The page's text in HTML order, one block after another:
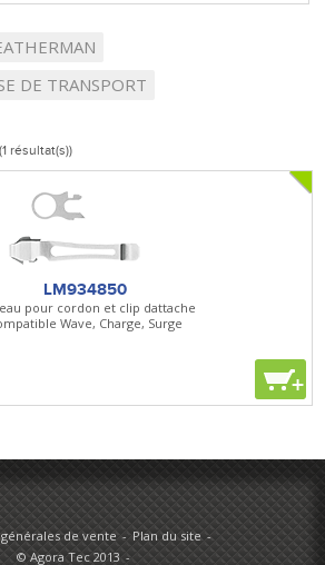
DE TRANSPORT
(1 résultat(s))
LM934850
pour cordon et clip dattache
Wave, Charge, Surge
+
de vente
Plan du site
© Agora Tec 2013